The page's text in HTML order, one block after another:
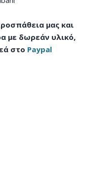
μας και
με δωρεάν υλικό,
στο Paypal